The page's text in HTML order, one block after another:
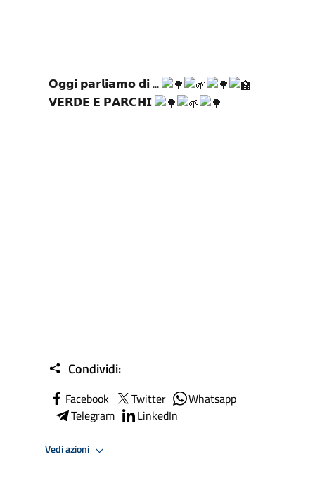
𝗢𝗴𝗴𝗶 𝗽𝗮𝗿𝗹𝗶𝗮𝗺𝗼 𝗱𝗶 ...
𝗩𝗘𝗥𝗗𝗘 𝗘 𝗣𝗔𝗥𝗖𝗛𝗜
Condividi:
Facebook Twitter
Whatsapp
Telegram
LinkedIn
Vedi azioni